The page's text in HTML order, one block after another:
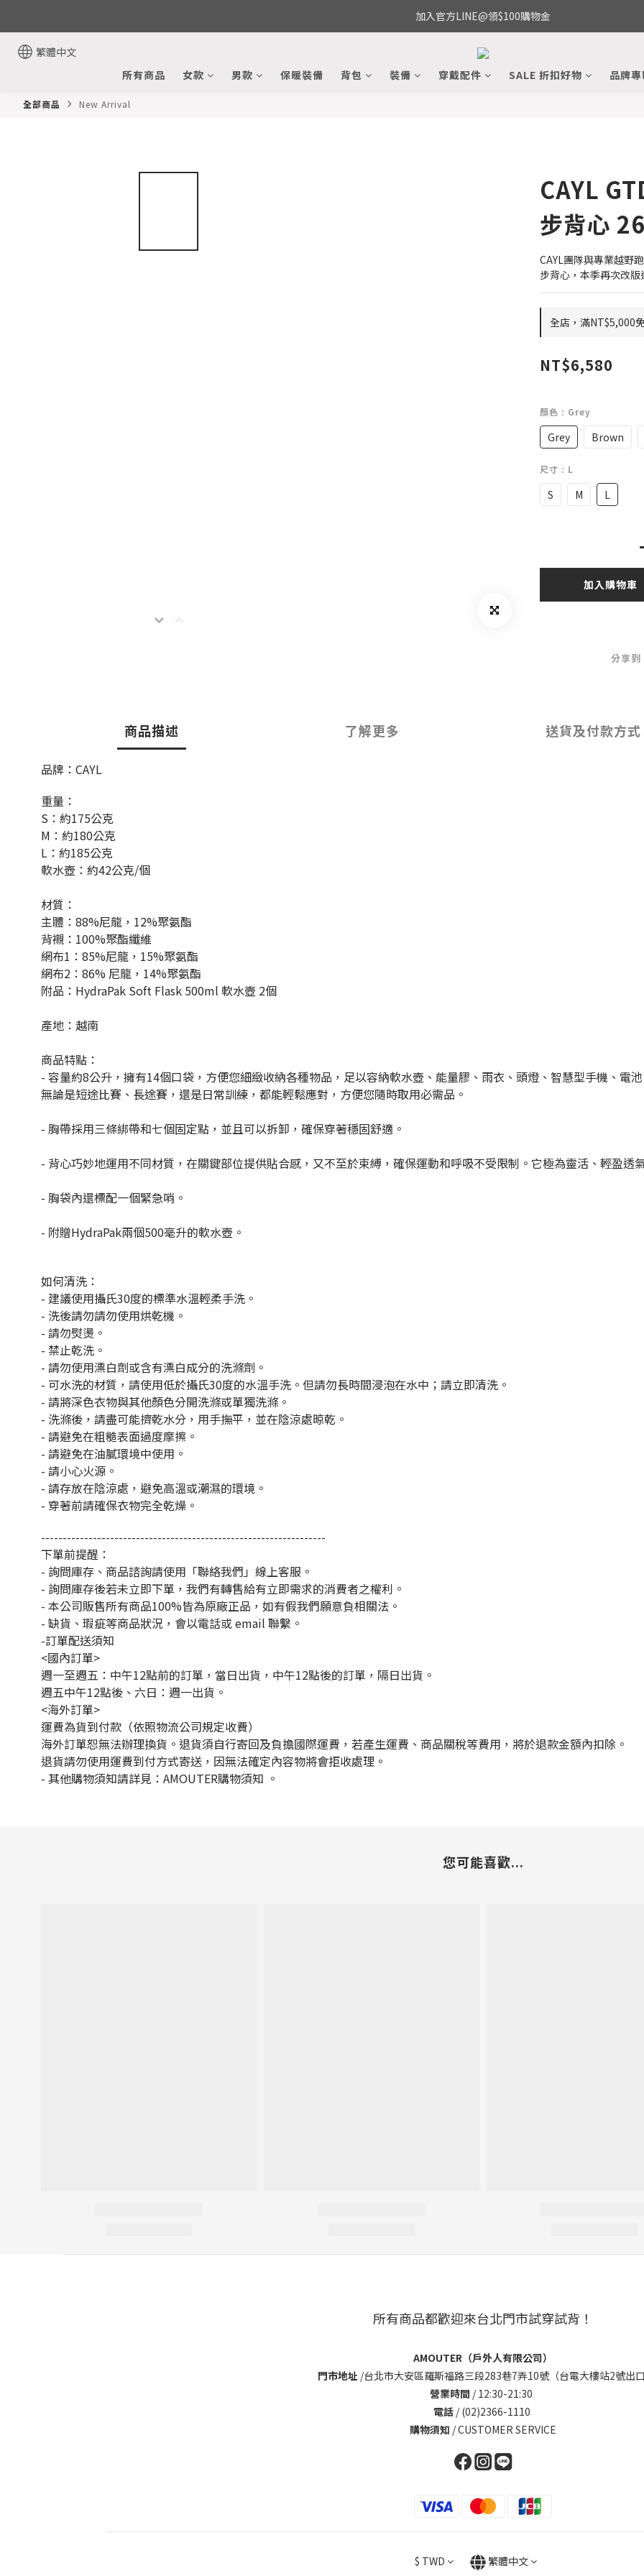
加入官方LINE@領$100購物金
繁體中文
所有商品
女款 男款 保暖裝備 背包 裝備 穿戴配件 SALE 折扣好物 品牌
全部商品 New Arrival
CAYL
步背心
CAYL團隊與專業越野
步背心，本季再次改版
全店，滿NT$5,000
NT$6,580
顏色 : Grey
Grey Brown
尺寸 : L
S M L
加入購物車
分享到
商品描述 了解更多 送貨及付款方式
品牌：CAYL
重量：
S：約175公克
M：約180公克
L：約185公克
軟水壺：約42公克/個
材質：
主體：88%尼龍，12%聚氨酯
背襯：100%聚酯纖維
網布1：85%尼龍，15%聚氨酯
網布2：86% 尼龍，14%聚氨酯
附品：HydraPak Soft Flask 500ml 軟水壺 2個
產地：越南
商品特點：
- 容量約8公升， 擁有14個口袋，方便您細緻收納各種物品，足以容納軟水壺、能量膠、雨衣、頭燈、智慧型手機、電
無論是短途比賽、長途賽，還是日常訓練，都能輕鬆應對，方便您隨時取用必需品。
- 胸帶採用三條綁帶和七個固定點，並且可以拆卸， 確保穿著穩固舒適。
- 背心巧妙地運用不同材質，在關鍵部位提供貼合感，又不至於束縛，確保運動和呼吸不受限制。 它極為靈活、輕盈透
- 胸袋內還標配一個緊急哨。
- 附贈HydraPak兩個500毫升的軟水壺。
如何清洗：
- 建議使用攝氏30度的標準水溫輕柔手洗。
- 洗後請勿請勿使用烘乾機。
- 請勿熨燙。
- 禁止乾洗 。
- 請勿使用漂白劑或含有漂白成分的洗滌劑。
- 可水洗的材質，請使用低於攝氏30度的水溫手洗。但請勿長時間浸泡在水中；請立即清洗。
- 請將深色衣物與其他顏色分開洗滌或單獨洗滌。
- 洗滌後，請盡可能擠乾水分，用手撫平，並在陰涼處晾乾。
- 請避免在粗糙表面過度摩擦。
- 請避免在油膩環境中使用。
- 請小心火源。
- 請存放在陰涼處，避免高溫或潮濕的環境。
- 穿著前請確保衣物完全乾燥。
------------------------------------------------------------------
下單前提醒：
- 詢問庫存、商品諮詢請使用「聯絡我們」線上客服。
- 詢問庫存後若未立即下單，我們有轉售給有立即需求的消費者之權利。
- 本公司販售所有商品100%皆為原廠正品，如有假我們願意負相關法。
- 缺貨、瑕疵等商品狀況，會以電話或 email 聯繫。
-訂單配送須知
<國內訂單>
週一至週五：中午12點前的訂單，當日出貨，中午12點後的訂單，隔日出貨。
週五中午12點後、六日：週一出貨。
<海外訂單>
運費為貨到付款（依照物流公司規定收費）
海外訂單恕無法辦理換貨。退貨須自行寄回及負擔國際運費，若產生運費、商品關稅等費用，將於退款金額內扣除。
退貨請勿使用運費到付方式寄送，因無法確定內容物將會拒收處理。
- 其他購物須知請詳見： AMOUTER購物須知 。
您可能喜歡...
所有商品都歡迎來台北門市試穿試背！
AMOUTER（戶外人有限公司）
門市地址 /台北市大安區羅斯福路三段283巷7弄10號（台電大樓站2號出
營業時間 / 12:30-21:30
電話 / (02)2366-1110
購物須知 /CUSTOMER SERVICE
$ TWD 繁體中文